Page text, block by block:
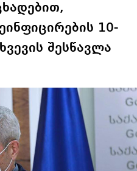
10-
შესწავლა